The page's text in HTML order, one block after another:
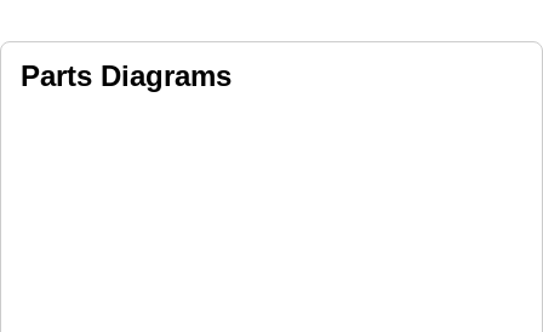
Parts Diagrams